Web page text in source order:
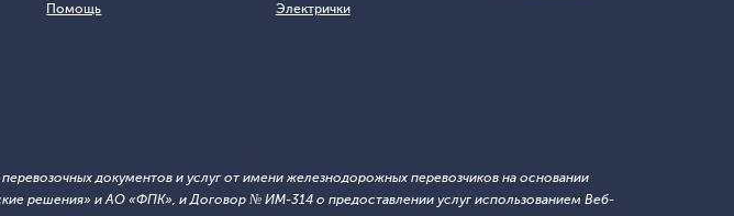
Помощь
Электрички
документов и услуг от имени железнодорожных перевозчиков на основании
решения» и АО «ФПК», и Договор № ИМ-314 о предоставлении услуг использованием Веб-